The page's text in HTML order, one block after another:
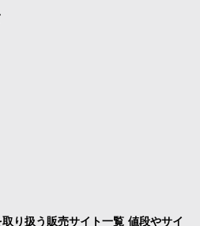
り扱う販売サイト一覧 値段やサイ